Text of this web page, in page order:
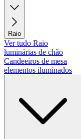
Raio
Ver tudo Raio
luminárias de chão
Candeeiros de mesa
elementos iluminados